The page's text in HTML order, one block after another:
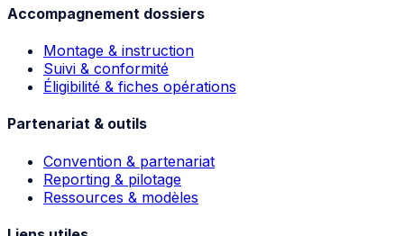
Accompagnement dossiers
Montage & instruction
Suivi & conformité
Éligibilité & fiches opérations
Partenariat & outils
Convention & partenariat
Reporting & pilotage
Ressources & modèles